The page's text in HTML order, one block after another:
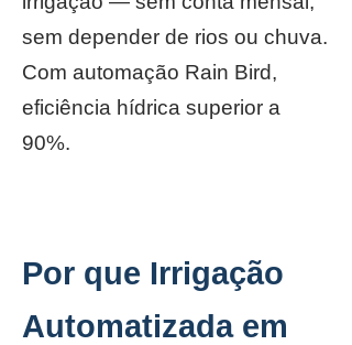
sem depender de rios ou chuva.
Com automação Rain Bird,
eficiência hídrica superior a
90%.
Por que Irrigação
Automatizada em